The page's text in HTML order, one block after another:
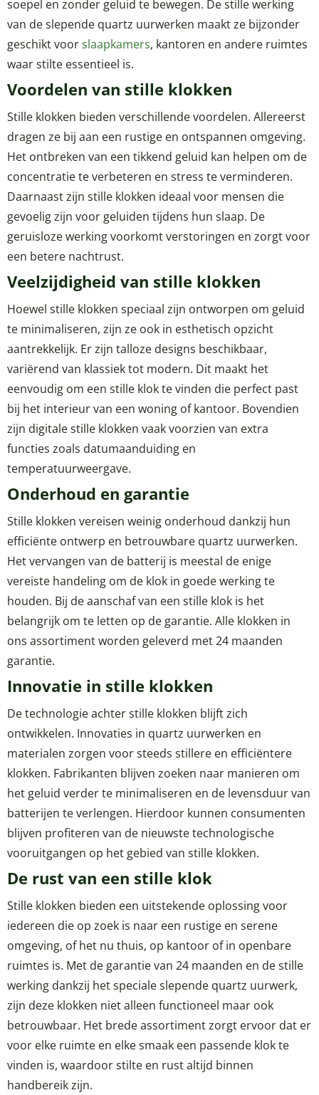
soepel en zonder geluid te bewegen. De stille werking
van de slepende quartz uurwerken maakt ze bijzonder
geschikt voorslaapkamers, kantoren en andere ruimtes
waar stilte essentieel is.
Voordelen van stille klokken
Stille klokken bieden verschillende voordelen. Allereerst
dragen ze bij aan een rustige en ontspannen omgeving.
Het ontbreken van een tikkend geluid kan helpen om de
concentratie te verbeteren en stress te verminderen.
Daarnaast zijn stille klokken ideaal voor mensen die
gevoelig zijn voor geluiden tijdens hun slaap. De
geruisloze werking voorkomt verstoringen en zorgt voor
een betere nachtrust.
Veelzijdigheid van stille klokken
Hoewel stille klokken speciaal zijn ontworpen om geluid
te minimaliseren, zijn ze ook in esthetisch opzicht
aantrekkelijk. Er zijn talloze designs beschikbaar,
variërend van klassiek tot modern. Dit maakt het
eenvoudig om een stille klok te vinden die perfect past
bij het interieur van een woning of kantoor. Bovendien
zijn digitale stille klokken vaak voorzien van extra
functies zoals datumaanduiding en
temperatuurweergave.
Onderhoud en garantie
Stille klokken vereisen weinig onderhoud dankzij hun
efficiënte ontwerp en betrouwbare quartz uurwerken.
Het vervangen van de batterij is meestal de enige
vereiste handeling om de klok in goede werking te
houden. Bij de aanschaf van een stille klok is het
belangrijk om te letten op de garantie. Alle klokken in
ons assortiment worden geleverd met 24 maanden
garantie.
Innovatie in stille klokken
De technologie achter stille klokken blijft zich
ontwikkelen. Innovaties in quartz uurwerken en
materialen zorgen voor steeds stillere en efficiëntere
klokken. Fabrikanten blijven zoeken naar manieren om
het geluid verder te minimaliseren en de levensduur van
batterijen te verlengen. Hierdoor kunnen consumenten
blijven profiteren van de nieuwste technologische
vooruitgangen op het gebied van stille klokken.
De rust van een stille klok
Stille klokken bieden een uitstekende oplossing voor
iedereen die op zoek is naar een rustige en serene
omgeving, of het nu thuis, op kantoor of in openbare
ruimtes is. Met de garantie van 24 maanden en de stille
werking dankzij het speciale slepende quartz uurwerk,
zijn deze klokken niet alleen functioneel maar ook
betrouwbaar. Het brede assortiment zorgt ervoor dat er
voor elke ruimte en elke smaak een passende klok te
vinden is, waardoor stilte en rust altijd binnen
handbereik zijn.